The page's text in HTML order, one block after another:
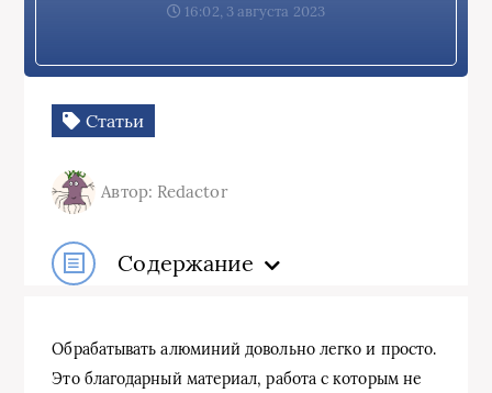
16:02, 3 августа 2023
Статьи
Автор: Redactor
Содержание
Обрабатывать алюминий довольно легко и просто.
Это благодарный материал, работа с которым не